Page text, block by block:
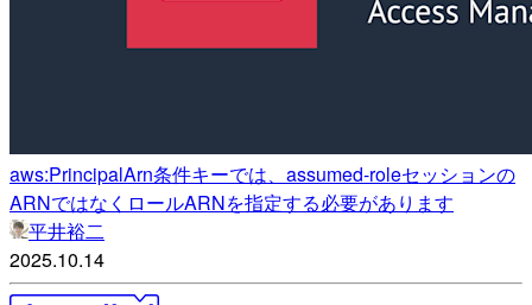
aws:PrincipalArn条件キーでは、assumed-roleセッションの
ARNではなくロールARNを指定する必要があります
平井裕二
2025.10.14